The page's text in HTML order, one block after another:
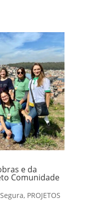
e da
Comunidade
, PROJETOS